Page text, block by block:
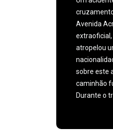
Avenida
atropelou
sobre este
caminhão
Durante o